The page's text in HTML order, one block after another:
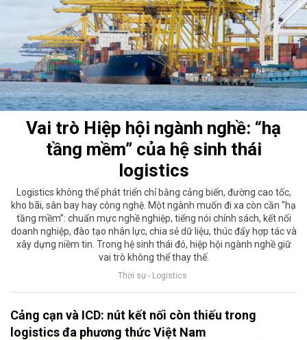
Vai trò Hiệp hội ngành nghề: “hạ
tầng mềm” của hệ sinh thái
logistics
Logistics không thể phát triển chỉ bằng cảng biển, đường cao tốc,
kho bãi, sân bay hay công nghệ. Một ngành muốn đi xa còn cần “hạ
tầng mềm”: chuẩn mực nghề nghiệp, tiếng nói chính sách, kết nối
doanh nghiệp, đào tạo nhân lực, chia sẻ dữ liệu, thúc đẩy hợp tác và
xây dựng niềm tin. Trong hệ sinh thái đó, hiệp hội ngành nghề giữ
vai trò không thể thay thế.
Thời sự - Logistics
Cảng cạn và ICD: nút kết nối còn thiếu trong
logistics đa phương thức Việt Nam